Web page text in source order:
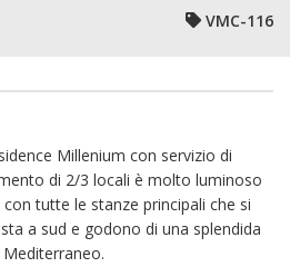
VMC-116
Millenium con servizio di
di 2/3 locali è molto luminoso
tutte le stanze principali che si
a sud e godono di una splendida